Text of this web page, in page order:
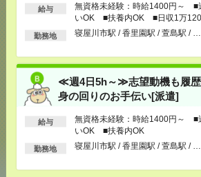
給与
無資格未経験：時給1400円～ ■
いOK ■扶養内OK ■日収1万
以上
勤務地 寝屋川市駅 / 香里園駅 / 萱島駅 / …
≪週4日5h～≫志望動機も履歴
身の回りのお手伝い[派遣]
給与
無資格未経験：時給1400円～ ■
いOK ■扶養内OK
勤務地 寝屋川市駅 / 香里園駅 / 萱島駅 / …
応募ページへ
気になる！
シェア ツイート